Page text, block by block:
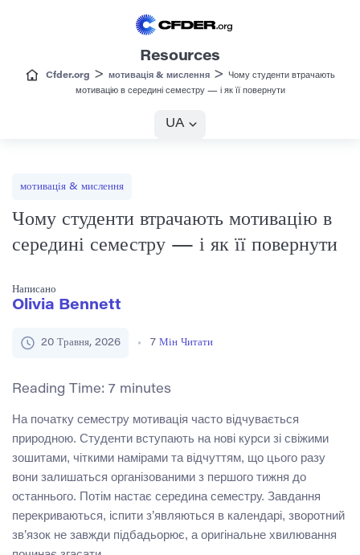
Resources
Cfder.org > мотивація & мислення>
Чому студенти втрачають
мотивацію в середині семестру — і як її повернути
UA
мотивація & мислення
Чому студенти втрачають мотивацію в
середині семестру — і як її повернути
Написано
Olivia Bennett
20 Травня, 2026 7 Мін Читати
Reading Time: 7 minutes
На початку семестру мотивація часто відчувається
природною. Студенти вступають на нові курси зі свіжими
зошитами, чіткими намірами та відчуттям, що цього разу
вони залишаться організованими з першого тижня до
останнього. Потім настає середина семестру. Завдання
перекриваються, іспити з’являються в календарі, зворотний
зв’язок не завжди підбадьорює, а оригінальне хвилювання